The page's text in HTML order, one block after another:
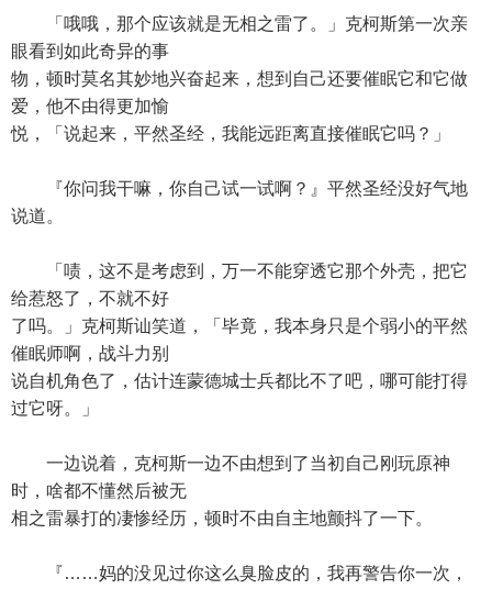
「哦哦，那个应该就是无相之雷了。」克柯斯第一次亲
眼看到如此奇异的事
物，顿时莫名其妙地兴奋起来，想到自己还要催眠它和它做
爱，他不由得更加愉
悦，「说起来，平然圣经，我能远距离直接催眠它吗？」
『你问我干嘛，你自己试一试啊？』平然圣经没好气地
说道。
「啧，这不是考虑到，万一不能穿透它那个外壳，把它
给惹怒了，不就不好
了吗。」克柯斯讪笑道，「毕竟，我本身只是个弱小的平然
催眠师啊，战斗力别
说自机角色了，估计连蒙德城士兵都比不了吧，哪可能打得
过它呀。」
一边说着，克柯斯一边不由想到了当初自己刚玩原神
时，啥都不懂然后被无
相之雷暴打的凄惨经历，顿时不由自主地颤抖了一下。
『……妈的没见过你这么臭脸皮的，我再警告你一次，